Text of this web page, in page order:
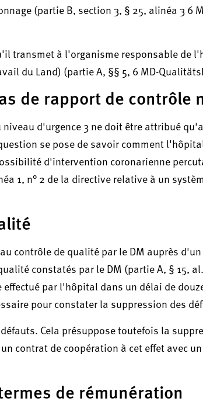
(partie B, section 3, § 25, alinéa 3 6
transmet à l'organisme responsable de
du Land) (partie A, §§ 5, 6 MD-
de rapport de contrôle
d'urgence 3 ne doit être attribué
se pose de savoir comment
d'intervention coronarienne
1, n° 2 de la directive relative à un
contrôle de qualité par le DM auprès
constatés par le DM (partie A, § 15,
par l'hôpital dans un délai de
pour constater la suppression des
Cela présuppose toutefois la
contrat de coopération à cet effet avec
de rémunération